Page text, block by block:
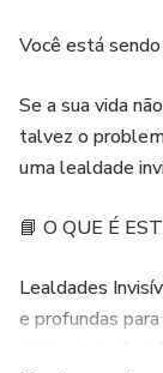
Você está
Se a sua vida
talvez o
uma lealdade
📘 O QUE É
Lealdades
e profundas